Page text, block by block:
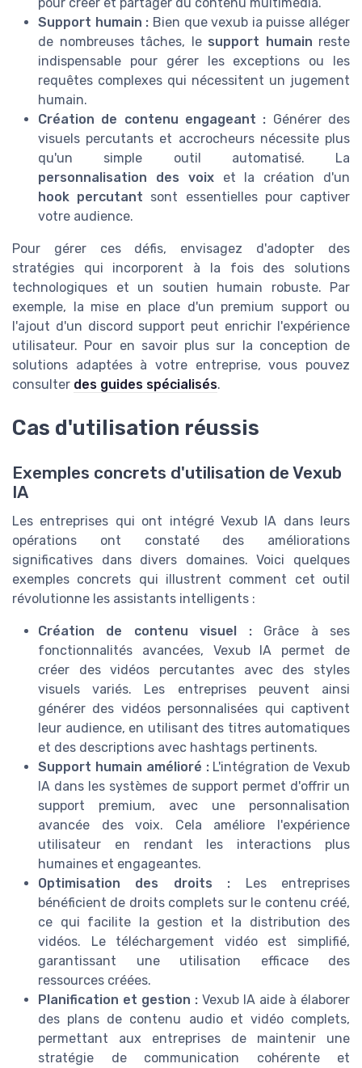
Support humain : Bien que vexub ia puisse alléger
de nombreuses tâches, le support humain reste
indispensable pour gérer les exceptions ou les
requêtes complexes qui nécessitent un jugement
humain.
Création de contenu engageant : Générer des
visuels percutants et accrocheurs nécessite plus
qu'un simple outil automatisé. La
personnalisation des voixet la création d'un
hook percutant sont essentielles pour captiver
votre audience.
Pour gérer ces défis, envisagez d'adopter des
stratégies qui incorporent à la fois des solutions
technologiques et un soutien humain robuste. Par
exemple, la mise en place d'un premium support ou
l'ajout d'un discord support peut enrichir l'expérience
utilisateur. Pour en savoir plus sur la conception de
solutions adaptées à votre entreprise, vous pouvez
consulter des guides spécialisés.
Cas d'utilisation réussis
Exemples concrets d'utilisation de Vexub
IA
Les entreprises qui ont intégré Vexub IA dans leurs
opérations ont constaté des améliorations
significatives dans divers domaines. Voici quelques
exemples concrets qui illustrent comment cet outil
révolutionne les assistants intelligents :
Création de contenu visuel :Grâce à ses
fonctionnalités avancées, Vexub IA permet de
créer des vidéos percutantes avec des styles
visuels variés. Les entreprises peuvent ainsi
générer des vidéos personnalisées qui captivent
leur audience, en utilisant des titres automatiques
et des descriptions avec hashtags pertinents.
Support humain amélioré :L'intégration de Vexub
IA dans les systèmes de support permet d'offrir un
support premium, avec une personnalisation
avancée des voix. Cela améliore l'expérience
utilisateur en rendant les interactions plus
humaines et engageantes.
Optimisation des droits : Les entreprises
bénéficient de droits complets sur le contenu créé,
ce qui facilite la gestion et la distribution des
vidéos. Le téléchargement vidéo est simplifié,
garantissant une utilisation efficace des
ressources créées.
Planification et gestion : Vexub IA aide à élaborer
des plans de contenu audio et vidéo complets,
permettant aux entreprises de maintenir une
stratégie de communication cohérente et